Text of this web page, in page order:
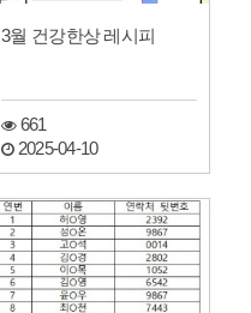
3월 건강한상 레시피
661
2025-04-10